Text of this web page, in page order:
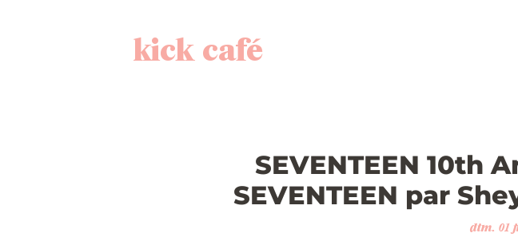
kick café
SEVENTEEN 10th
SEVENTEEN par
dim. 01